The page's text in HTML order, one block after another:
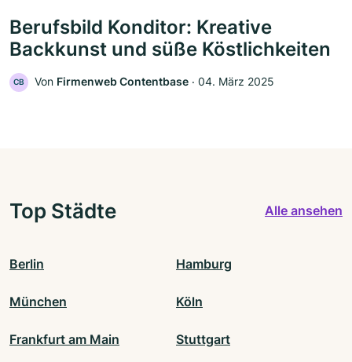
Berufsbild Konditor: Kreative
Backkunst und süße Köstlichkeiten
CB Von Firmenweb Contentbase ‧ 04. März 2025
Top Städte Alle ansehen
Berlin Hamburg
München Köln
Frankfurt am Main Stuttgart